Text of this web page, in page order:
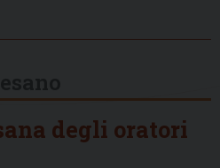
degli oratori